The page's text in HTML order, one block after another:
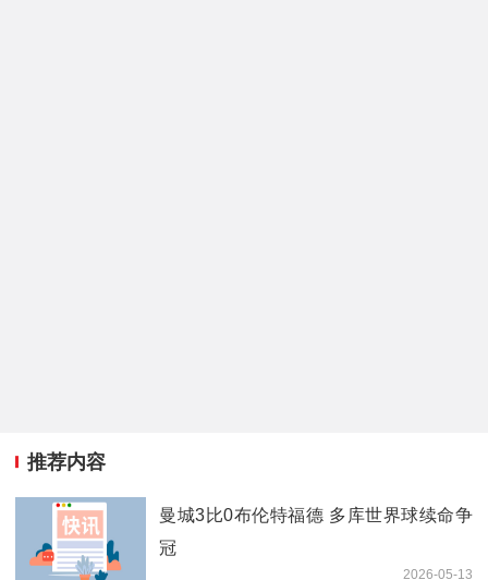
推荐内容
曼城3比0布伦特福德 多库世界球续命争
冠
2026-05-13